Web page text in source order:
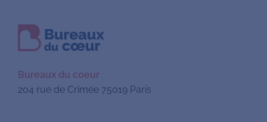
Bureaux du coeur
204 rue de Crimée 75019 Paris